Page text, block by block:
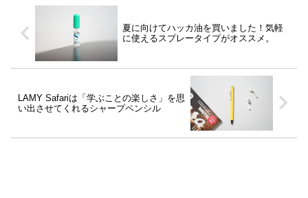
夏に向けてハッカ油を買いました！気軽
に使えるスプレータイプがオススメ。
LAMY Safariは「学ぶことの楽しさ」を思
い出させてくれるシャープペンシル